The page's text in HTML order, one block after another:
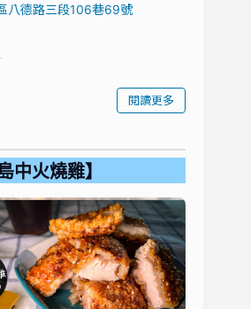
八德路三段106巷69號
閱讀更多
中火燒雞】